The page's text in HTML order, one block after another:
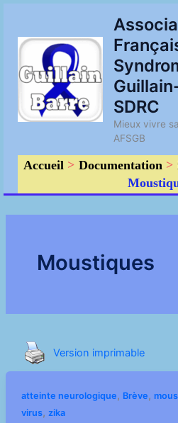
contenu
SDRC
Mieux vivre
AFSGB
Accueil Documentation
Moustiques
Version imprimable
atteinte neurologique, Brève,
virus, zika